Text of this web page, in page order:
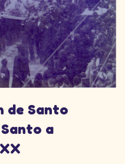
de Santo
a